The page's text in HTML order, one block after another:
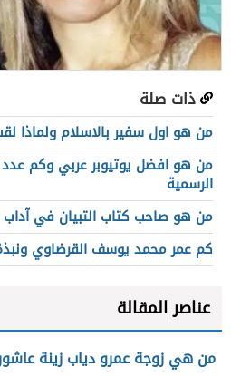
ذات صلة
من هو اول سفير بالاسلام ولماذا
من هو افضل يوتيوبر عربي وكم عدد
الرسمية
من هو صاحب كتاب التبيان في آداب
كم عمر محمد يوسف القرضاوي
عناصر المقالة
من هي زوجة عمرو دياب زينة